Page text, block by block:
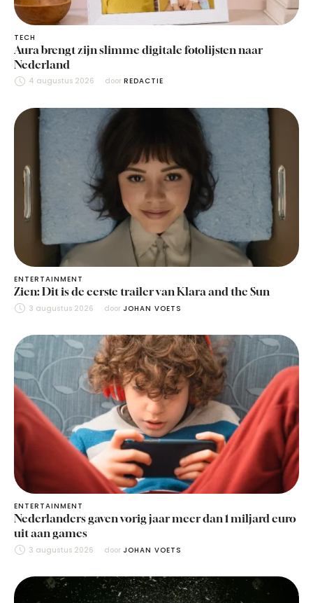
TECH
Aura brengt zijn slimme digitale fotolijsten naar
Nederland
4 augustus 2026 door REDACTIE
ENTERTAINMENT
Zien: Dit is de eerste trailer van Klara and the Sun
3 augustus 2026 door JOHAN VOETS
ENTERTAINMENT
Nederlanders gaven vorig jaar meer dan 1 miljard euro
uit aan games
3 augustus 2026 door JOHAN VOETS